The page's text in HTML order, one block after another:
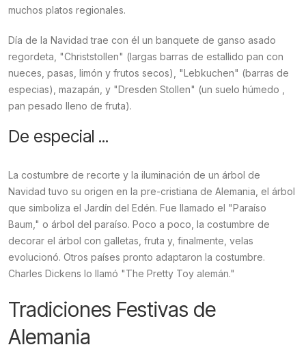
muchos platos regionales.
Día de la Navidad trae con él un banquete de ganso asado
regordeta, "Christstollen" (largas barras de estallido pan con
nueces, pasas, limón y frutos secos), "Lebkuchen" (barras de
especias), mazapán, y "Dresden Stollen" (un suelo húmedo ,
pan pesado lleno de fruta).
De especial ...
La costumbre de recorte y la iluminación de un árbol de
Navidad tuvo su origen en la pre-cristiana de Alemania, el árbol
que simboliza el Jardín del Edén. Fue llamado el "Paraíso
Baum," o árbol del paraíso. Poco a poco, la costumbre de
decorar el árbol con galletas, fruta y, finalmente, velas
evolucionó. Otros países pronto adaptaron la costumbre.
Charles Dickens lo llamó "The Pretty Toy alemán."
Tradiciones Festivas de
Alemania